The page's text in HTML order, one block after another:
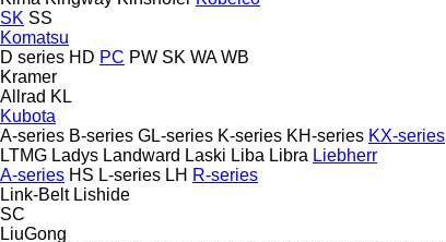
SK SS
Komatsu
D series HD PC PW SK WA WB
Kramer
Allrad KL
Kubota
A-series B-series GL-series K-series KH-series KX-series
LTMG Ladys Landward Laski Liba Libra Liebherr
A-series HS L-series LH R-series
Link-Belt Lishide
SC
LiuGong